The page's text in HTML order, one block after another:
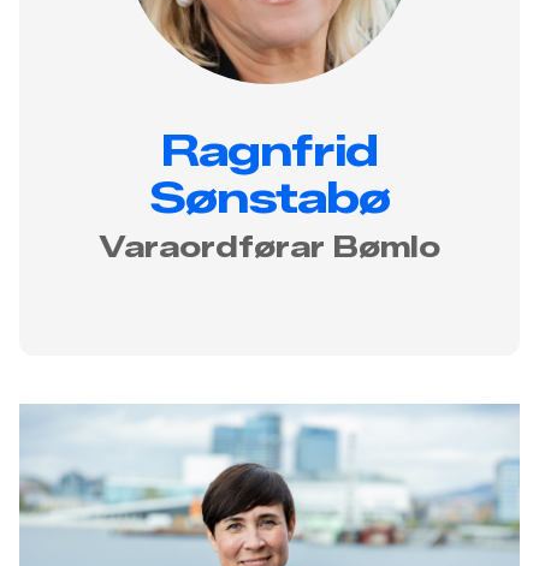
Ragnfrid
Sønstabø
Varaordførar Bømlo